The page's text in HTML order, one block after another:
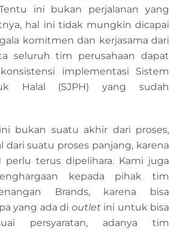
ini bukan perjalanan yang
hal ini tidak mungkin dicapai
komitmen dan kerjasama dari
seluruh tim perusahaan dapat
implementasi Sistem
Halal (SJPH) yang sudah
bukan suatu akhir dari proses,
dari suatu proses panjang, karena
perlu terus dipelihara. Kami juga
kepada pihak tim
Brands, karena bisa
yang ada di outlet ini untuk bisa
persyaratan, adanya tim